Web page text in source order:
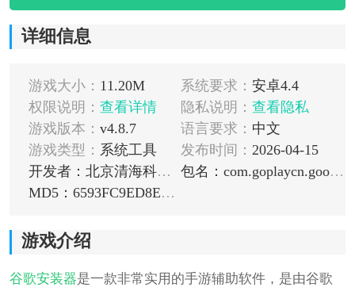
详细信息
游戏大小： 11.20M 系统要求： 安卓4.4
权限说明： 查看详情 隐私说明： 查看隐私
游戏版本： v4.8.7 语言要求： 中文
游戏类型： 系统工具 发布时间： 2026-04-15
开发者：北京清海科技有限公司
包名：com.goplaycn.googleinstall
MD5：6593FC9ED8E2C21C5FEC940CCC3A0718
游戏介绍
谷歌安装器是一款非常实用的手游辅助软件，是由谷歌